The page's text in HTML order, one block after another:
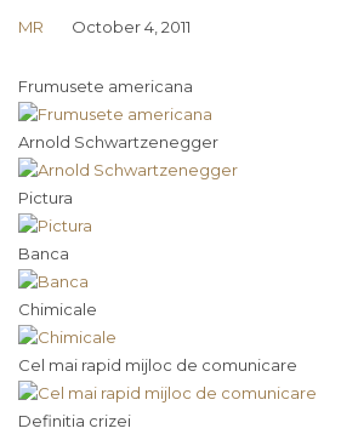
MR October 4, 2011
Frumusete americana
Arnold Schwartzenegger
Pictura
Banca
Chimicale
Cel mai rapid mijloc de comunicare
Definitia crizei